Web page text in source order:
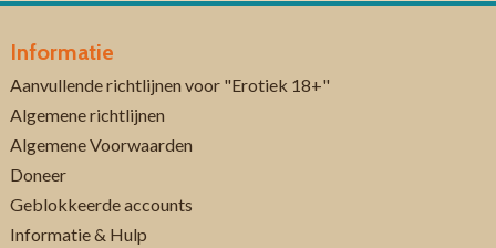
Informatie
Aanvullende richtlijnen voor "Erotiek 18+"
Algemene richtlijnen
Algemene Voorwaarden
Doneer
Geblokkeerde accounts
Informatie & Hulp